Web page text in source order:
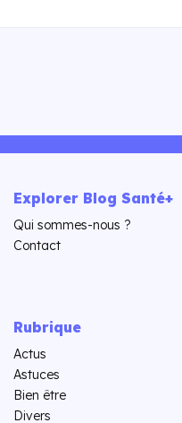
Explorer Blog Santé+
Qui sommes-nous ?
Contact
Rubrique
Actus
Astuces
Bien être
Divers